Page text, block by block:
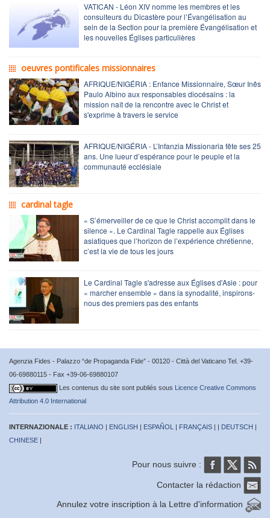
VATICAN - Léon XIV nomme les membres et les
consulteurs du Dicastère pour l’Évangélisation au
sein de la Section pour la première Évangélisation et
les nouvelles Églises particulières
oeuvres pontificales missionnaires
AFRIQUE/NIGÉRIA : Enfance Missionnaire, Sœur Inês
Paulo Albino aux responsables diocésains : la
mission naît de la rencontre avec le Christ et
s'exprime à travers le service
AFRIQUE/NIGÉRIA - L’Infanzia Missionaria fête ses 25
ans. Une lueur d’espérance pour le peuple et la
communauté ecclésiale
cardinal tagle
« S’émerveiller de ce que le Christ accomplit dans le
silence ». Le Cardinal Tagle rappelle aux Églises
asiatiques que l’horizon de l’expérience chrétienne,
c’est la vie de tous les jours
Le Cardinal Tagle s'adresse aux Églises d'Asie : pour
« marcher ensemble » dans la synodalité, inspirons-
nous des premiers pas des enfants
Agenzia Fides - Palazzo “de Propaganda Fide” - 00120 - Città del Vaticano Tel. +39-
06-69880115 - Fax +39-06-69880107
Les contenus du site sont publiés sous Licence Creative Commons
Attribution 4.0 International
INTERNAZIONALE : ITALIANO | ENGLISH | ESPAÑOL | FRANÇAIS | | DEUTSCH |
CHINESE |
Pour nous suivre :
Contacter la rédaction
Annulez votre inscription à la Lettre d'information